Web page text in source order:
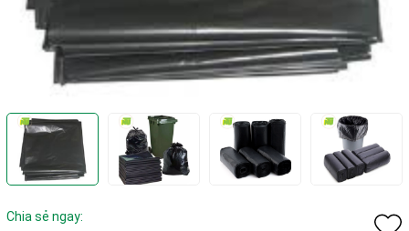
Chia sẻ ngay: